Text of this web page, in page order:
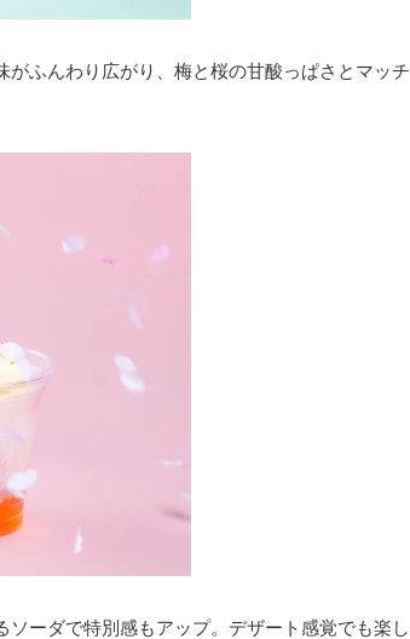
ふんわり広がり、梅と桜の甘酸っぱさとマッチ
ーダで特別感もアップ。デザート感覚でも楽し